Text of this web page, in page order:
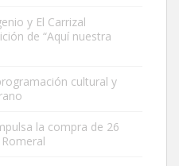
calle hace menos de un mes,
cari...
y El Carrizal
de “Aquí nuestra
cultural y
la compra de 26